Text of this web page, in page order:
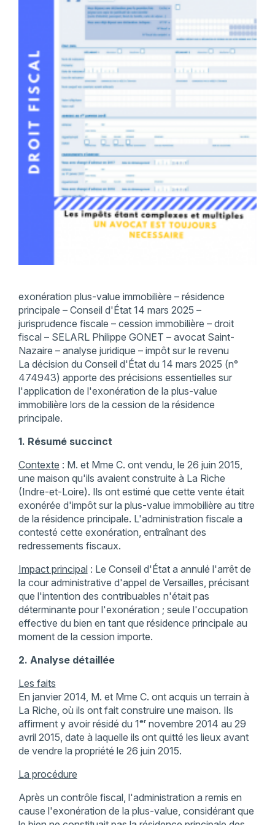
exonération plus-value immobilière – résidence
principale – Conseil d'État 14 mars 2025 –
jurisprudence fiscale – cession immobilière – droit
fiscal – SELARL Philippe GONET – avocat Saint-
Nazaire – analyse juridique – impôt sur le revenu
​La décision du Conseil d'État du 14 mars 2025 (n°
474943) apporte des précisions essentielles sur
l'application de l'exonération de la plus-value
immobilière lors de la cession de la résidence
principale.
1. Résumé succinct
Contexte : M. et Mme C. ont vendu, le 26 juin 2015,
une maison qu'ils avaient construite à La Riche
(Indre-et-Loire). Ils ont estimé que cette vente était
exonérée d'impôt sur la plus-value immobilière au titre
de la résidence principale. L'administration fiscale a
contesté cette exonération, entraînant des
redressements fiscaux.​
Impact principal: Le Conseil d'État a annulé l'arrêt de
la cour administrative d'appel de Versailles, précisant
que l'intention des contribuables n'était pas
déterminante pour l'exonération ; seule l'occupation
effective du bien en tant que résidence principale au
moment de la cession importe.​
2. Analyse détaillée
Les faits
En janvier 2014, M. et Mme C. ont acquis un terrain à
La Riche, où ils ont fait construire une maison. Ils
affirment y avoir résidé du 1ᵉʳ novembre 2014 au 29
avril 2015, date à laquelle ils ont quitté les lieux avant
de vendre la propriété le 26 juin 2015.​
La procédure
Après un contrôle fiscal, l'administration a remis en
cause l'exonération de la plus-value, considérant que